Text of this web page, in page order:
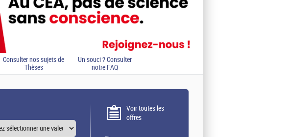
Consulter nos sujets de
Thèses
Un souci ? Consulter
notre FAQ
Voir toutes les
offres